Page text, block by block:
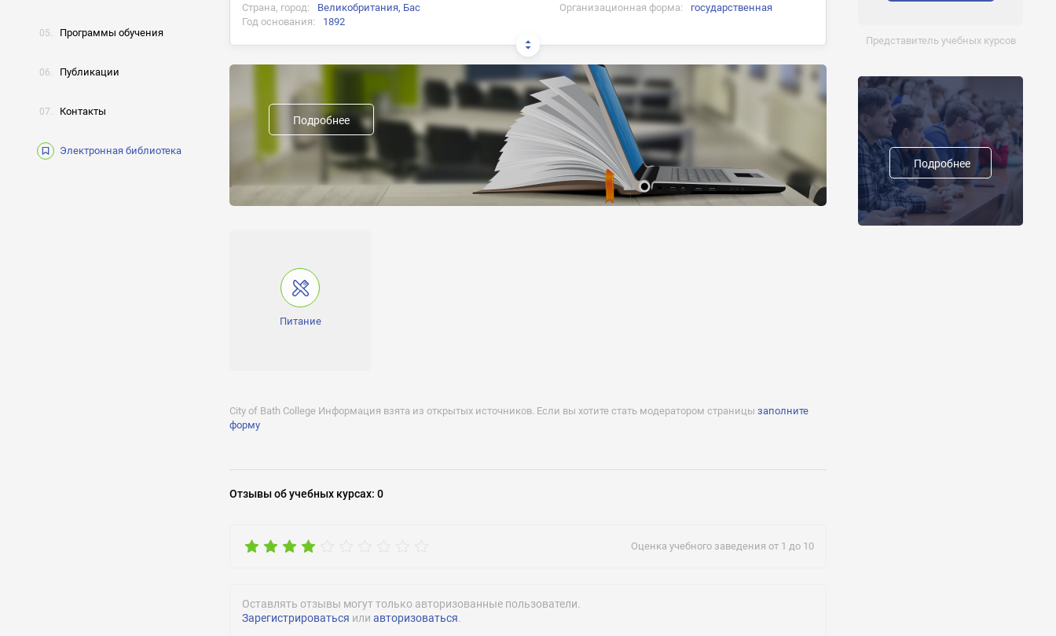
Программы обучения
Публикации
Контакты
Электронная библиотека
Страна, город: Великобритания, Бас Организационная форма:
государственная
Год основания:
1892
Документ об окончании:
Предыдущие названия:
Форма обучения:
Подробнее
Питание
City of Bath College Информация взята из открытых источников. Если вы хотите стать модератором страницы заполните
форму
Отзывыоб учебных курсах: 0
Оценка учебного заведения от 1 до 10
Оставлять отзывы могут только авторизованные пользователи.
Зарегистрироваться или авторизоваться.
Представитель учебных курсов
Подробнее
Получение прав модератора страницы